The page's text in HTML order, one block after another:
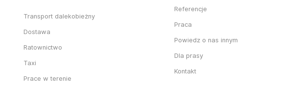
Transport dalekobieżny
Dostawa
Ratownictwo
Taxi
Prace w terenie
Referencje
Praca
Powiedz o nas innym
Dla prasy
Kontakt